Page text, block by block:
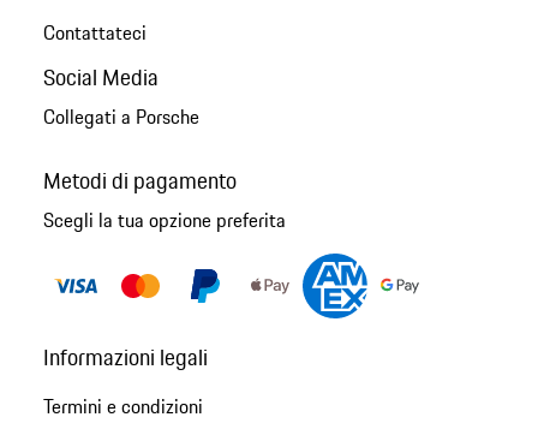
Contattateci
Social Media
Collegati a Porsche
Metodi di pagamento
Scegli la tua opzione preferita
Informazioni legali
Termini e condizioni